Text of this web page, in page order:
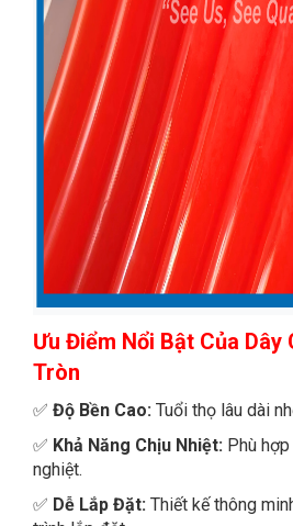
Ưu Điểm Nổi Bật Của Dây
Tròn
✅ Độ Bền Cao: Tuổi thọ lâu dài
✅ Khả Năng Chịu Nhiệt: Phù
nghiệt.
✅ Dễ Lắp Đặt: Thiết kế thông